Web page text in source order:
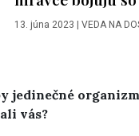
13. júna 2023 VEDA NA
jedinečné
vás?